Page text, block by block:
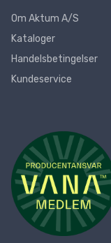
Om Aktum A/S
Kataloger
Handelsbetingelser
Kundeservice